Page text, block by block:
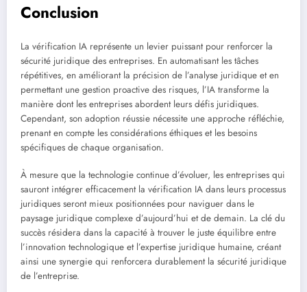
Conclusion
La vérification IA représente un levier puissant pour renforcer la
sécurité juridique des entreprises. En automatisant les tâches
répétitives, en améliorant la précision de l’analyse juridique et en
permettant une gestion proactive des risques, l’IA transforme la
manière dont les entreprises abordent leurs défis juridiques.
Cependant, son adoption réussie nécessite une approche réfléchie,
prenant en compte les considérations éthiques et les besoins
spécifiques de chaque organisation.
À mesure que la technologie continue d’évoluer, les entreprises qui
sauront intégrer efficacement la vérification IA dans leurs processus
juridiques seront mieux positionnées pour naviguer dans le
paysage juridique complexe d’aujourd’hui et de demain. La clé du
succès résidera dans la capacité à trouver le juste équilibre entre
l’innovation technologique et l’expertise juridique humaine, créant
ainsi une synergie qui renforcera durablement la sécurité juridique
de l’entreprise.